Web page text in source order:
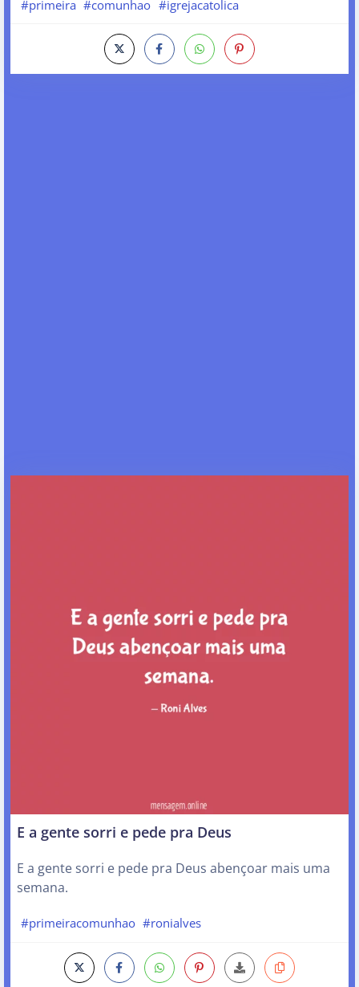
#primeira #comunhao #igrejacatolica
E a gente sorri e pede pra Deus
E a gente sorri e pede pra Deus abençoar mais uma
semana.
#primeiracomunhao #ronialves